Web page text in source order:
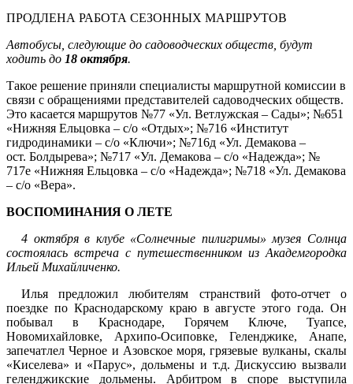
ПРОДЛЕНА РАБОТА СЕЗОННЫХ МАРШРУТОВ
Автобусы, следующие до садоводческих обществ, будут
ходить до 18 октября.
Такое решение приняли специалисты маршрутной комиссии в
связи с обращениями представителей садоводческих обществ.
Это касается маршрутов №77 «Ул. Ветлужская – Сады»; №651
«Нижняя Ельцовка – с/о «Отдых»; №716 «Институт
гидродинамики – с/о «Ключи»; №716д «Ул. Демакова –
ост. Болдырева»; №717 «Ул. Демакова – с/о «Надежда»; №
717е «Нижняя Ельцовка – с/о «Надежда»; №718 «Ул. Демакова
– с/о «Вера».
ВОСПОМИНАНИЯ О ЛЕТЕ
4 октября в клубе «Солнечные пилигримы» музея Солнца
состоялась встреча с путешественником из Академгородка
Ильей Михайличенко.
Илья предложил любителям странствий фото-отчет о
поездке по Краснодарскому краю в августе этого года. Он
побывал в Краснодаре, Горячем Ключе, Туапсе,
Новомихайловке, Архипо-Осиповке, Геленджике, Анапе,
запечатлел Черное и Азовское моря, грязевые вулканы, скалы
«Киселева» и «Парус», дольмены и т.д. Дискуссию вызвали
геленджикские дольмены. Арбитром в споре выступила